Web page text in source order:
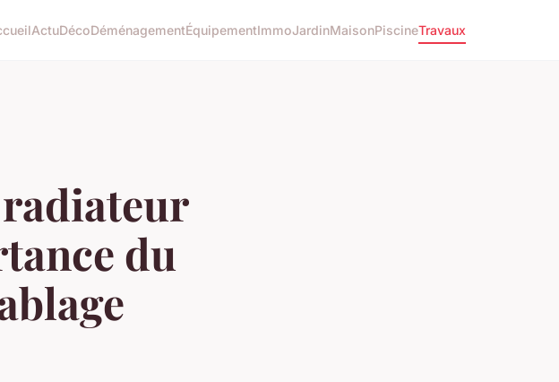
ActuDécoDéménagementÉquipementImmoJardinMaisonPiscineTravaux
du